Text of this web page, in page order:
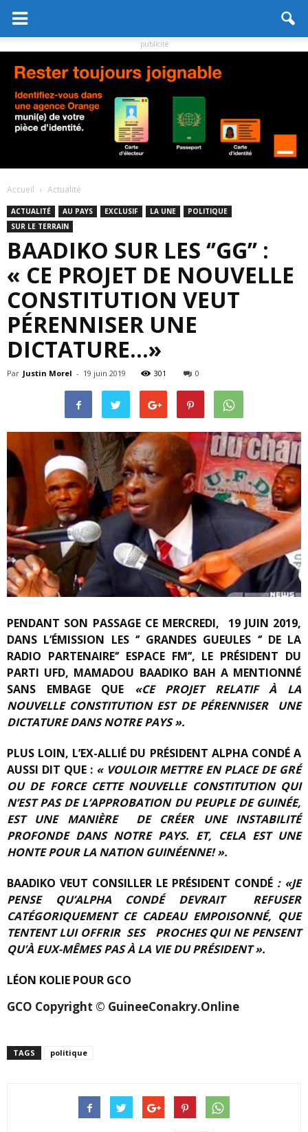
publicité
Accueil Actualité
ACTUALITÉ AU PAYS EXCLUSIF LA UNE
POLITIQUE
SUR LE TERRAIN
BAADIKO SUR LES ‘’GG’’ :
« CE PROJET DE NOUVELLE
CONSTITUTION VEUT
PÉRENNISER UNE
DICTATURE…»
Par Justin Morel - 19 juin 2019 301 0
PENDANT SON PASSAGE CE MERCREDI, 19 JUIN 2019,
DANS L’ÉMISSION LES ‘’ GRANDES GUEULES ‘’ DE LA
RADIO PARTENAIRE‘’ ESPACE FM’’, LE PRÉSIDENT DU
PARTI UFD, MAMADOU BAADIKO BAH A MENTIONNÉ
SANS EMBAGE QUE «CE PROJET RELATIF À LA
NOUVELLE CONSTITUTION EST DE PÉRENNISER UNE
DICTATURE DANS NOTRE PAYS ».
PLUS LOIN, L’EX-ALLIÉ DU PRÉSIDENT ALPHA CONDÉ A
AUSSI DIT QUE : « VOULOIR METTRE EN PLACE DEGRÉ
OU DE FORCE CETTE NOUVELLE CONSTITUTION QUI
N’EST PAS DE L’APPROBATION DU PEUPLE DE GUINÉE,
EST UNE MANIÈRE DE CRÉER UNE INSTABILITÉ
PROFONDE DANS NOTRE PAYS. ET, CELA EST UNE
HONTE POUR LA NATION GUINÉENNE! ».
BAADIKO VEUT CONSILLER LE PRÉSIDENT CONDÉ : «JE
PENSE QU’ALPHA CONDÉ DEVRAIT REFUSER
CATÉGORIQUEMENT CE CADEAU EMPOISONNÉ, QUE
TENTENT LUI OFFRIR SES PROCHES QUI NE PENSENT
QU’À EUX-MÊMES PAS À LA VIE DU PRÉSIDENT ».
LÉON KOLIE POUR GCO
GCO Copyright © GuineeConakry.Online
TAGS politique